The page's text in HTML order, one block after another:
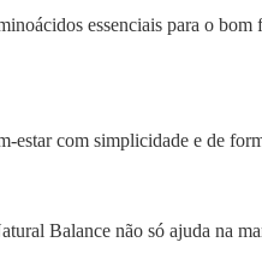
essenciais para o
estar com simplicidade e de
Balance não só ajuda na